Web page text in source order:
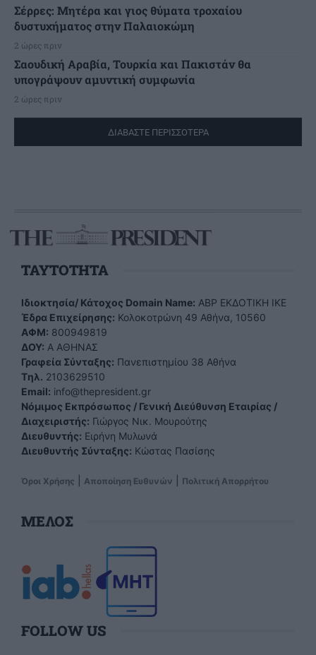
Σέρρες: Μητέρα και γιος θύματα τροχαίου
δυστυχήματος στην Παλαιοκώμη
2 ώρες πριν
Σαουδική Αραβία, Τουρκία και Πακιστάν θα
υπογράψουν αμυντική συμφωνία
2 ώρες πριν
ΔΙΑΒΑΣΤΕ ΠΕΡΙΣΣΟΤΕΡΑ
TAYTOTHTA
Ιδιοκτησία/ Κάτοχος Domain Name: ΑBP ΕΚΔΟΤΙΚΗ ΙΚΕ
Έδρα Επιχείρησης: Κολοκοτρώνη 49 Αθήνα, 10560
ΑΦΜ: 800949819
ΔΟΥ: Α ΑΘΗΝΑΣ
Γραφεία Σύνταξης: Πανεπιστημίου 38 Αθήνα
Tηλ. 2103629510
Email: info@thepresident.gr
Νόμιμος Εκπρόσωπος / Γενική Διεύθυνση Εταιρίας /
Διαχειριστής: Γιώργος Νικ. Μουρούτης
Διευθυντής: Ειρήνη Μυλωνά
Διευθυντής Σύνταξης: Κώστας Πασίσης
Όροι Χρήσης Αποποίηση Ευθυνών Πολιτική Απορρήτου
ΜΕΛΟΣ
FOLLOW US